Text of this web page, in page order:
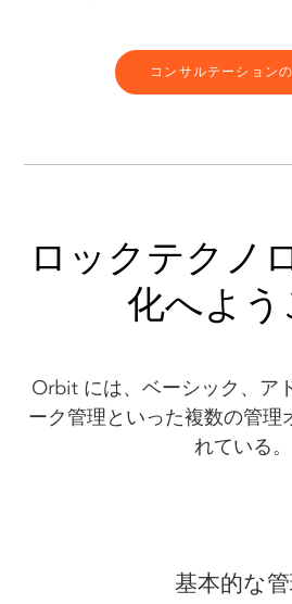
コンサルテーション
ロックテクノ
化へよう
Orbit には、ベーシック、ア
ーク管理といった複数の管理
れている。
基本的な